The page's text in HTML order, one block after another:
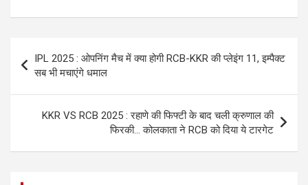
navigation
IPL 2025 : ओपनिंग मैच में क्या होगी RCB-KKR की प्लेइंग 11, इम्पैक्ट
सब भी मचाएंगे धमाल
KKR VS RCB 2025 : रहाणे की फिफ्टी के बाद चली क्रुणाल की
फिरकी… कोलकाता ने RCB को दिया ये टारगेट